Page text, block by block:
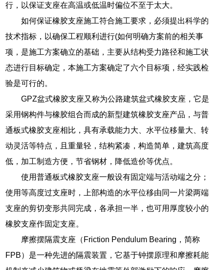
行，以保证支座在高温或低温时偏位不至于太大。
如何保证橡胶支座施工符合施工要求，必须提出科学的
技术指标，以确保工程顺利进行(如何明确方案前的相关事
项，是施工方案确立的基础，主要从结构受力路径和施工状
态进行目标确定，本施工方案确定了六个目标项，经实践检
验是可行的。
GPZ盆式橡胶支座又称为公路建筑盆式橡胶支座，它是
采用钢构件与橡胶组合而成的新型建筑橡胶支座产品，与普
通板式橡胶支座相比，具有承载能力大、水平位移量大、转
动灵活等特点，且重量轻，结构紧凑，构造简单，建筑高度
低，加工制造方便，节省钢材，降低造价等优点。
使用普通板式橡胶支座一般设有固定端与活动端之分；
使用等高度过支座时，上部构造的水平位移由同一片梁两端
支座的剪切变形共同完成，各承担一半，也可用厚度较小的
橡胶支座作固定支座。
摩擦摆隔震支座（Friction Pendulum Bearing，简称
FPB）是一种先进的隔震装置，它基于钟摆原理和摩擦耗能